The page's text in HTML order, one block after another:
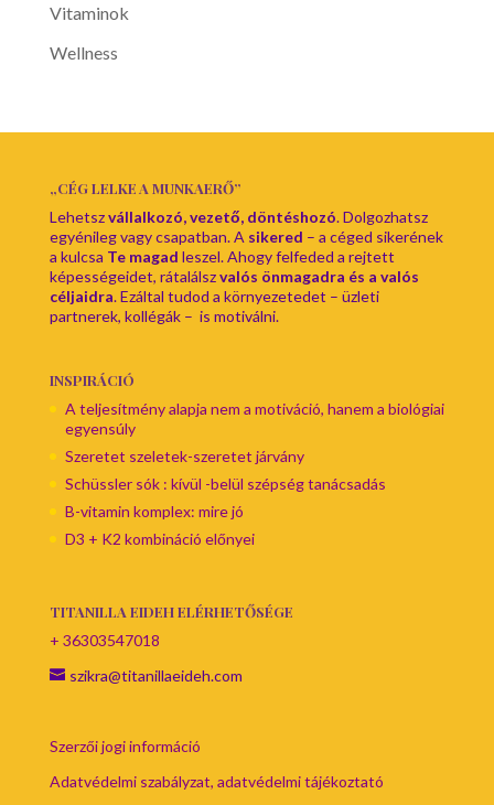
Vitaminok
Wellness
„CÉG LELKE A MUNKAERŐ”
Lehetszvállalkozó, vezető, döntéshozó. Dolgozhatsz
egyénileg vagy csapatban. A sikered – a céged sikerének
a kulcsa Te magad leszel. Ahogy felfeded a rejtett
képességeidet, rátalálszvalós önmagadra és a valós
céljaidra. Ezáltal tudod a környezetedet – üzleti
partnerek, kollégák – is motiválni.
INSPIRÁCIÓ
A teljesítmény alapja nem a motiváció, hanem a biológiai
egyensúly
Szeretet szeletek-szeretet járvány
Schüssler sók : kívül -belül szépség tanácsadás
B-vitamin komplex: mire jó
D3 + K2 kombináció előnyei
TITANILLA EIDEH ELÉRHETŐSÉGE
+ 36303547018
szikra@titanillaeideh.com
Szerzői jogi információ
Adatvédelmi szabályzat, adatvédelmi tájékoztató